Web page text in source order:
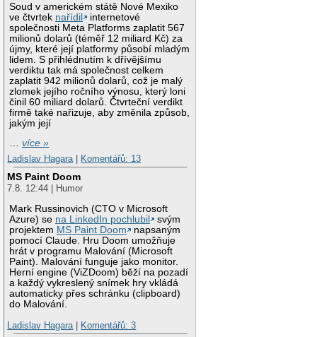
Soud v americkém státě Nové Mexiko
ve čtvrtek nařídil
internetové
společnosti Meta Platforms zaplatit 567
milionů dolarů (téměř 12 miliard Kč) za
újmy, které její platformy působí mladým
lidem. S přihlédnutím k dřívějšímu
verdiktu tak má společnost celkem
zaplatit 942 milionů dolarů, což je malý
zlomek jejího ročního výnosu, který loni
činil 60 miliard dolarů. Čtvrteční verdikt
firmě také nařizuje, aby změnila způsob,
jakým její
…více »
Ladislav Hagara
Komentářů: 13
MS Paint Doom
7.8. 12:44 | Humor
Mark Russinovich (CTO v Microsoft
Azure) se na LinkedIn pochlubil
svým
projektem MS Paint Doom
napsaným
pomocí Claude. Hru Doom umožňuje
hrát v programu Malování (Microsoft
Paint). Malování funguje jako monitor.
Herní engine (ViZDoom) běží na pozadí
a každý vykreslený snímek hry vkládá
automaticky přes schránku (clipboard)
do Malování.
Ladislav Hagara
Komentářů: 3